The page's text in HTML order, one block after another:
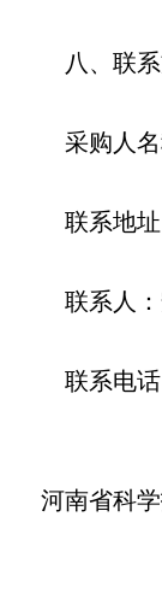
八、联系
采购人名
联系地址
联系人：
联系电话
河南省科